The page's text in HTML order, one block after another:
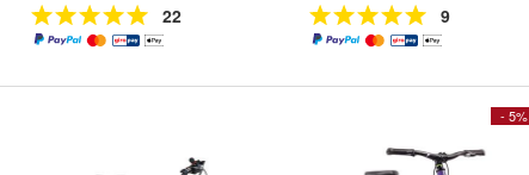
22 9
- 5%